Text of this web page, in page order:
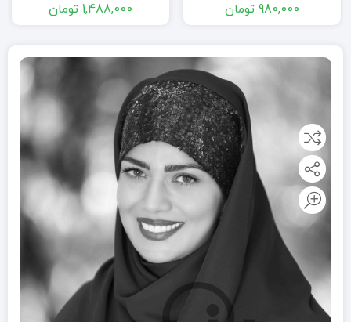
980,000 تومان 1,488,000 تومان